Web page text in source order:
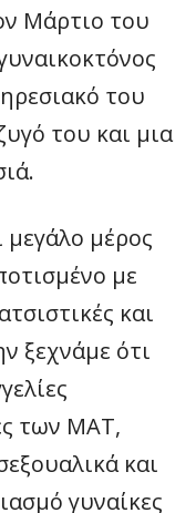
Μάρτιο του
του
του και μια
μεγάλο μέρος
με
και
ξεχνάμε ότι
των ΜΑΤ,
και
γυναίκες